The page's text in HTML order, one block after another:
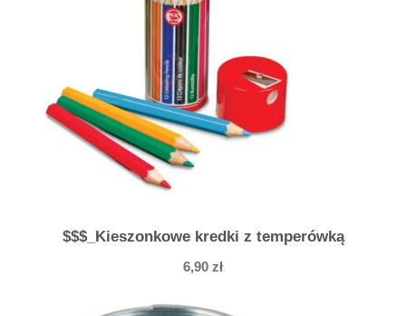
$$$_Kieszonkowe kredki z temperówką
6,90 zł